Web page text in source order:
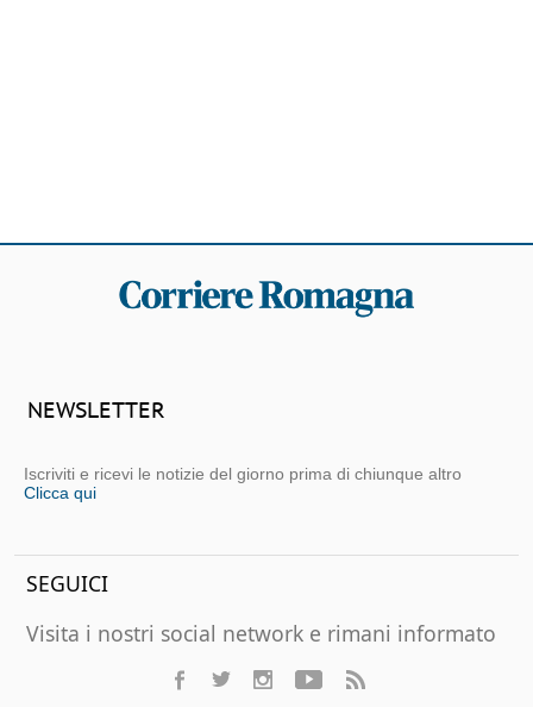
NEWSLETTER
Iscriviti e ricevi le notizie del giorno prima di chiunque altro
Clicca qui
SEGUICI
Visita i nostri social network e rimani informato